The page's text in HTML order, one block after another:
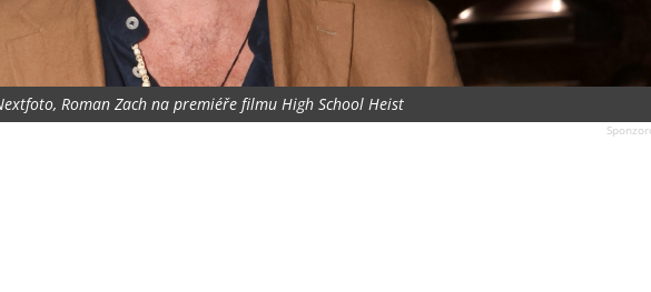
Roman Zach na premiéře filmu High School Heist